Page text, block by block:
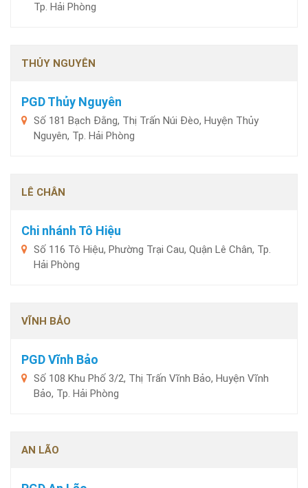
Tp. Hải Phòng
THỦY NGUYÊN
PGD Thủy Nguyên
Số 181 Bạch Đằng, Thị Trấn Núi Đèo, Huyện Thủy
Nguyên, Tp. Hải Phòng
LÊ CHÂN
Chi nhánh Tô Hiệu
Số 116 Tô Hiệu, Phường Trại Cau, Quận Lê Chân, Tp.
Hải Phòng
VĨNH BẢO
PGD Vĩnh Bảo
Số 108 Khu Phố 3/2, Thị Trấn Vĩnh Bảo, Huyện Vĩnh
Bảo, Tp. Hải Phòng
AN LÃO